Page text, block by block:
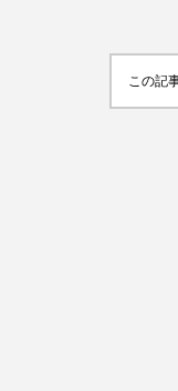
この記